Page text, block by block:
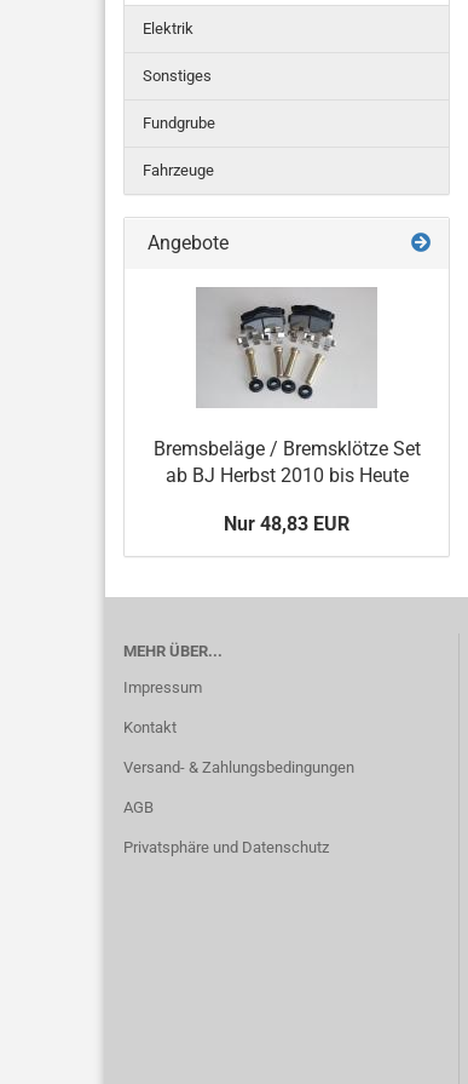
Elektrik
Sonstiges
Fundgrube
Fahrzeuge
Angebote
Bremsbeläge / Bremsklötze Set
ab BJ Herbst 2010 bis Heute
Nur 48,83 EUR
MEHR ÜBER...
Impressum
Kontakt
Versand- & Zahlungsbedingungen
AGB
Privatsphäre und Datenschutz